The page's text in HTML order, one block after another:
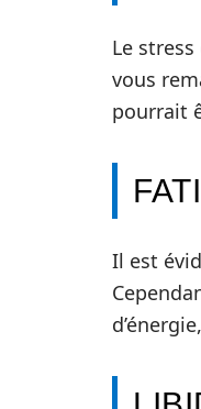
Le
vous
pourrait
Il est